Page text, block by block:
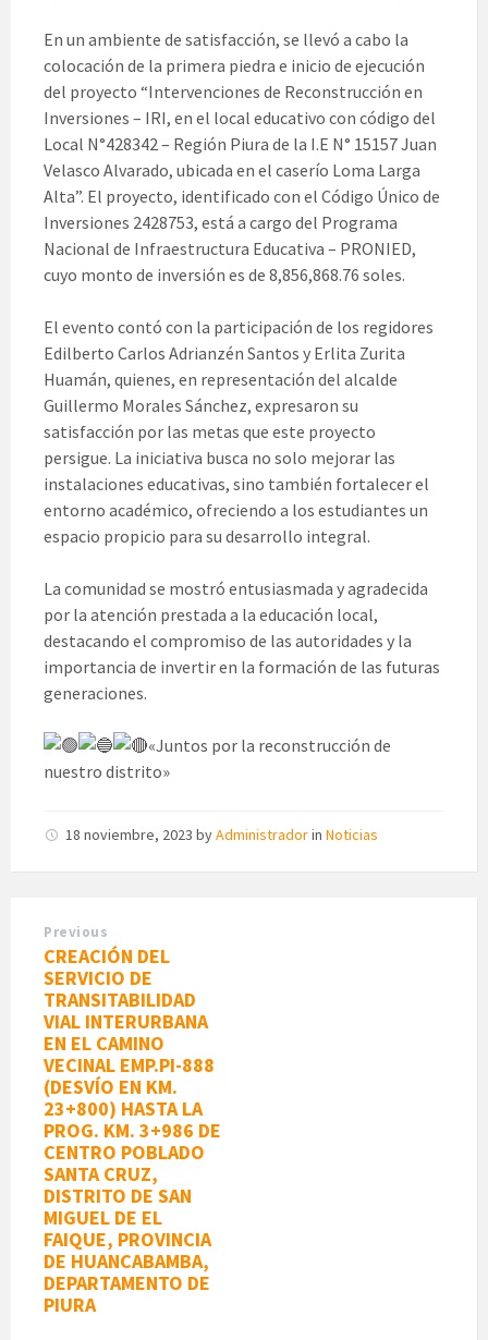
En un ambiente de satisfacción, se llevó a cabo la
colocación de la primera piedra e inicio de ejecución
del proyecto “Intervenciones de Reconstrucción en
Inversiones – IRI, en el local educativo con código del
Local N°428342 – Región Piura de la I.E N° 15157 Juan
Velasco Alvarado, ubicada en el caserío Loma Larga
Alta”. El proyecto, identificado con el Código Único de
Inversiones 2428753, está a cargo del Programa
Nacional de Infraestructura Educativa – PRONIED,
cuyo monto de inversión es de 8,856,868.76 soles.
El evento contó con la participación de los regidores
Edilberto Carlos Adrianzén Santos y Erlita Zurita
Huamán, quienes, en representación del alcalde
Guillermo Morales Sánchez, expresaron su
satisfacción por las metas que este proyecto
persigue. La iniciativa busca no solo mejorar las
instalaciones educativas, sino también fortalecer el
entorno académico, ofreciendo a los estudiantes un
espacio propicio para su desarrollo integral.
La comunidad se mostró entusiasmada y agradecida
por la atención prestada a la educación local,
destacando el compromiso de las autoridades y la
importancia de invertir en la formación de las futuras
generaciones.
«Juntos por la reconstrucción de
nuestro distrito»
18 noviembre, 2023 byAdministradorin Noticias
Previous
CREACIÓN DEL
SERVICIO DE
TRANSITABILIDAD
VIAL INTERURBANA
EN EL CAMINO
VECINAL EMP.PI-888
(DESVÍO EN KM.
23+800) HASTA LA
PROG. KM. 3+986 DE
CENTRO POBLADO
SANTA CRUZ,
DISTRITO DE SAN
MIGUEL DE EL
FAIQUE, PROVINCIA
DE HUANCABAMBA,
DEPARTAMENTO DE
PIURA